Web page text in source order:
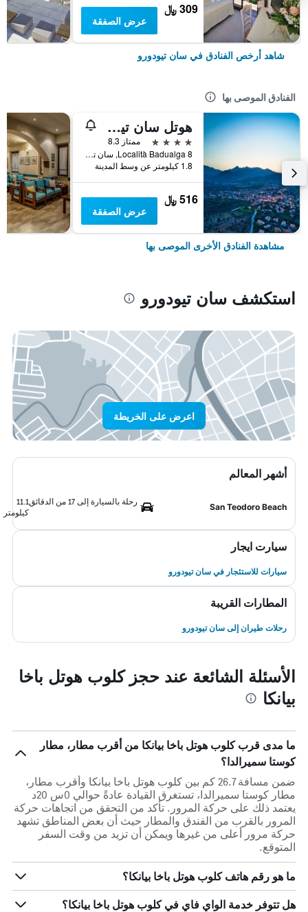
309 ﷼
عرض الصفقة
شاهد أرخص الفنادق في سان تيودورو
الفنادق الموصى بها
هوتل سان تيودورو
4 نجوم
ممتاز 8.3
Località Badualga 8, سان تيودورو, سردينيا, إيطاليا
1.8 كيلومتر عن وسط المدينة
516 ﷼
عرض الصفقة
مشاهدة الفنادق الأخرى الموصى بها
استكشف سان تيودورو
اعرض على الخريطة
أشهر المعالم
San Teodoro Beach
رحلة بالسيارة إلى 17 من الدقائق
11.1
كيلومتر
سيارت ايجار
سيارات للاستئجار في سان تيودورو
المطارات القريبة
رحلات طيران إلى سان تيودورو
الأسئلة الشائعة عند حجز كلوب هوتل باخا
بيانكا
ما مدى قرب كلوب هوتل باخا بيانكا من أقرب مطار، مطار
كوستا سميرالدا؟
ضمن مسافة 26.7 كم بين كلوب هوتل باخا بيانكا وأقرب مطار،
مطار كوستا سميرالدا، تستغرق القيادة عادةً حوالي 0س 20د
يعتمد ذلك على حركة المرور. تأكد من التحقق من اتجاهات حركة
المرور بالقرب من الفندق والمطار حيث أن بعض المناطق تشهد
حركة مرور أعلى من غيرها ويمكن أن تزيد من وقت السفر
المتوقع.
ما هو رقم هاتف كلوب هوتل باخا بيانكا؟
هل تتوفر خدمة الواي فاي في كلوب هوتل باخا بيانكا؟